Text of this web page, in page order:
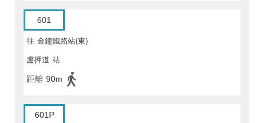
601
往 金鐘鐵路站(東)
盧押道 站
距離 90m
601P